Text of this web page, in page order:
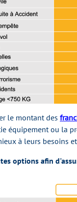
le montant des
équipement ou la
à leurs besoins
options afin